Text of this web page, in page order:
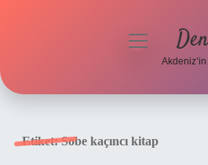
menüyü
Etiket:Sobe kaçıncı kitap